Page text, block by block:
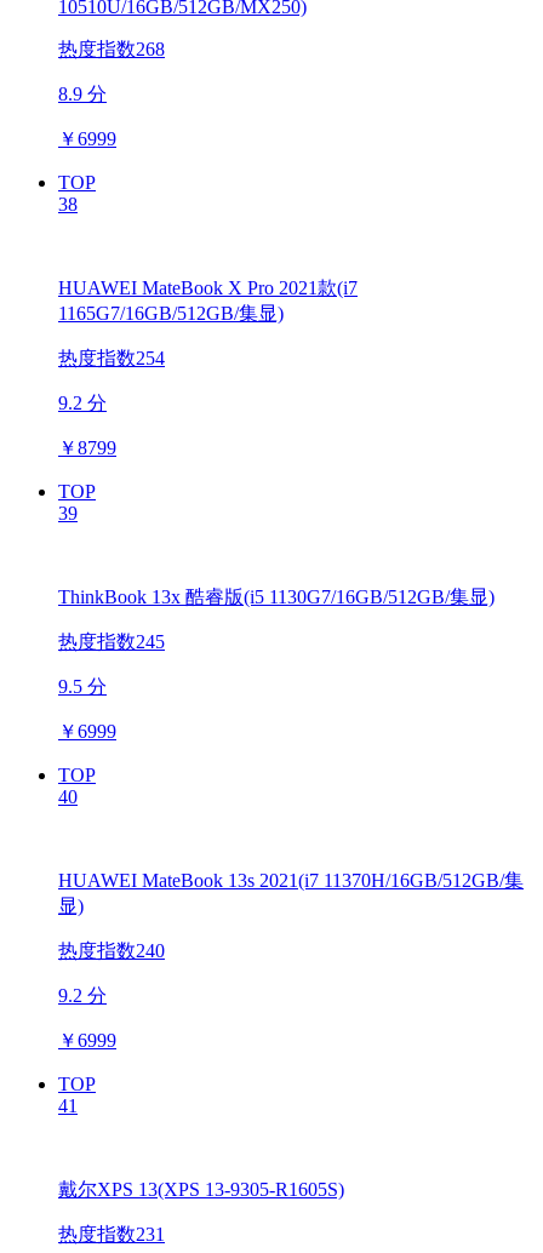
10510U/16GB/512GB/MX250)
热度指数268
8.9 分
￥6999
TOP
38
HUAWEI MateBook X Pro 2021款(i7
1165G7/16GB/512GB/集显)
热度指数254
9.2 分
￥8799
TOP
39
ThinkBook 13x 酷睿版(i5 1130G7/16GB/512GB/集显)
热度指数245
9.5 分
￥6999
TOP
40
HUAWEI MateBook 13s 2021(i7 11370H/16GB/512GB/集
显)
热度指数240
9.2 分
￥6999
TOP
41
戴尔XPS 13(XPS 13-9305-R1605S)
热度指数231